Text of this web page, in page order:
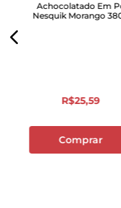
Achocolatado Em
Nesquik Morango
R$25,59
Comprar